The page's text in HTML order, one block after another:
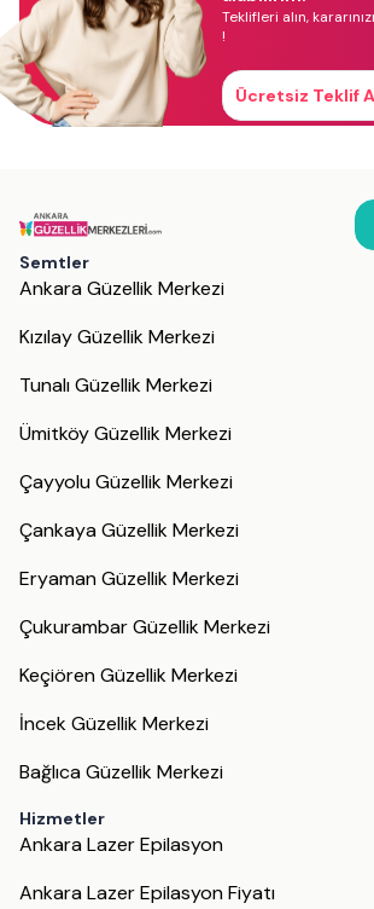
Teklifleri alın,
!
Ücretsiz Teklif
Semtler
Ankara Güzellik Merkezi
Kızılay Güzellik Merkezi
Tunalı Güzellik Merkezi
Ümitköy Güzellik Merkezi
Çayyolu Güzellik Merkezi
Çankaya Güzellik Merkezi
Eryaman Güzellik Merkezi
Çukurambar Güzellik Merkezi
Keçiören Güzellik Merkezi
İncek Güzellik Merkezi
Bağlıca Güzellik Merkezi
Hizmetler
Ankara Lazer Epilasyon
Ankara Lazer Epilasyon Fiyatı